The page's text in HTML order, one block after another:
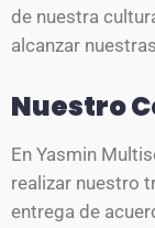
de nuestra
alcanzar
Nuestro
En Yasmin
realizar nuestro
entrega de